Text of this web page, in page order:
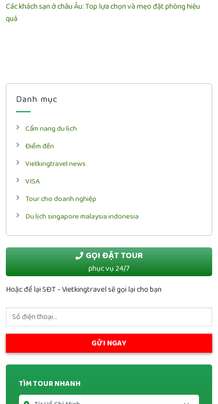
Các khách sạn ở châu Âu: Top lựa chọn và mẹo đặt phòng hiệu
quả
Danh mục
Cẩm nang du lịch
Điểm đến
Vietkingtravel news
VISA
Tour cho doanh nghiệp
Du lịch singapore malaysia indonesia
GỌI ĐẶT TOUR
phục vụ 24/7
Hoặc để lại SĐT - Vietkingtravel sẽ gọi lại cho bạn
TÌM TOUR NHANH